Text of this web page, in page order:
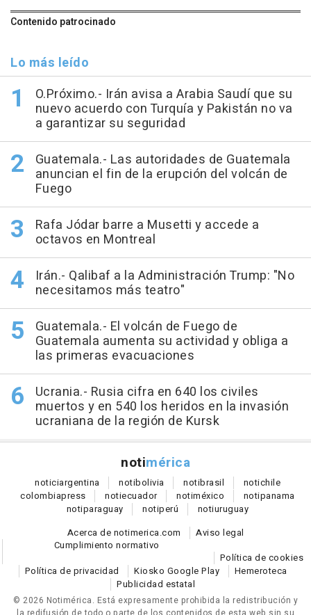
Contenido patrocinado
Lo más leído
O.Próximo.- Irán avisa a Arabia Saudí que su
nuevo acuerdo con Turquía y Pakistán no va
a garantizar su seguridad
Guatemala.- Las autoridades de Guatemala
anuncian el fin de la erupción del volcán de
Fuego
Rafa Jódar barre a Musetti y accede a
octavos en Montreal
Irán.- Qalibaf a la Administración Trump: "No
necesitamos más teatro"
Guatemala.- El volcán de Fuego de
Guatemala aumenta su actividad y obliga a
las primeras evacuaciones
Ucrania.- Rusia cifra en 640 los civiles
muertos y en 540 los heridos en la invasión
ucraniana de la región de Kursk
notimérica
noticiargentina notibolivia notibrasil notichile
colombiapress notiecuador notiméxico notipanama
notiparaguay notiperú notiuruguay
Acerca de notimerica.com
Aviso legal
Cumplimiento normativo
Política de cookies
Política de privacidad
Kiosko Google Play
Hemeroteca
Publicidad estatal
© 2026 Notimérica. Está expresamente prohibida la redistribución y